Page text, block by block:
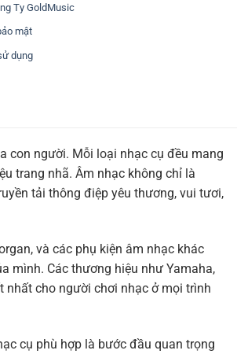
Ty GoldMusic
mật
dụng
con người. Mỗi loại nhạc cụ đều mang
trang nhã. Âm nhạc không chỉ là
tải thông điệp yêu thương, vui tươi,
và các phụ kiện âm nhạc khác
mình. Các thương hiệu như Yamaha,
nhất cho người chơi nhạc ở mọi trình
cụ phù hợp là bước đầu quan trọng